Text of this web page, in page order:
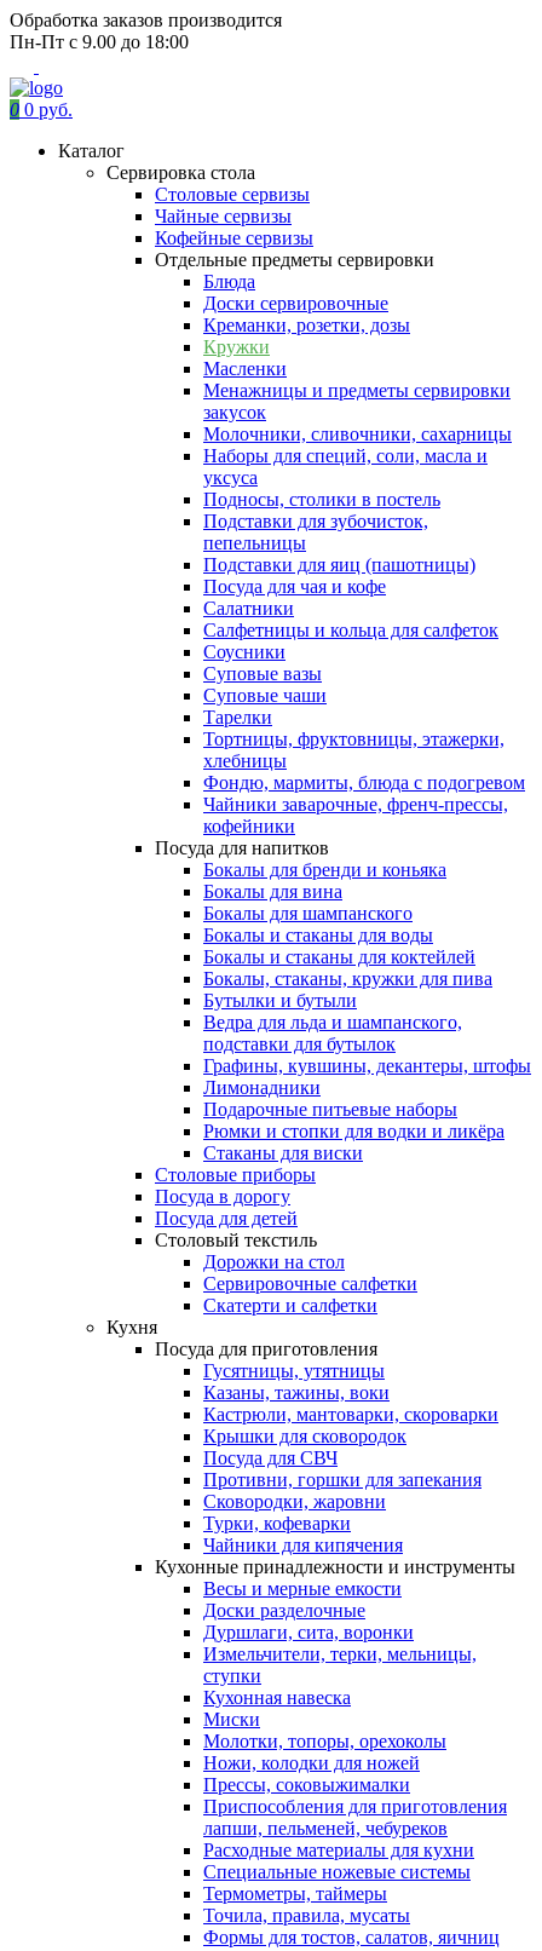
Обработка заказов производится
Пн-Пт с 9.00 до 18:00
0 0 руб.
Каталог
Сервировка стола
Столовые сервизы
Чайные сервизы
Кофейные сервизы
Отдельные предметы сервировки
Блюда
Доски сервировочные
Креманки, розетки, дозы
Кружки
Масленки
Менажницы и предметы сервировки
закусок
Молочники, сливочники, сахарницы
Наборы для специй, соли, масла и
уксуса
Подносы, столики в постель
Подставки для зубочисток,
пепельницы
Подставки для яиц (пашотницы)
Посуда для чая и кофе
Салатники
Салфетницы и кольца для салфеток
Соусники
Суповые вазы
Суповые чаши
Тарелки
Тортницы, фруктовницы, этажерки,
хлебницы
Фондю, мармиты, блюда с подогревом
Чайники заварочные, френч-прессы,
кофейники
Посуда для напитков
Бокалы для бренди и коньяка
Бокалы для вина
Бокалы для шампанского
Бокалы и стаканы для воды
Бокалы и стаканы для коктейлей
Бокалы, стаканы, кружки для пива
Бутылки и бутыли
Ведра для льда и шампанского,
подставки для бутылок
Графины, кувшины, декантеры, штофы
Лимонадники
Подарочные питьевые наборы
Рюмки и стопки для водки и ликёра
Стаканы для виски
Столовые приборы
Посуда в дорогу
Посуда для детей
Столовый текстиль
Дорожки на стол
Сервировочные салфетки
Скатерти и салфетки
Кухня
Посуда для приготовления
Гусятницы, утятницы
Казаны, тажины, воки
Кастрюли, мантоварки, скороварки
Крышки для сковородок
Посуда для СВЧ
Противни, горшки для запекания
Сковородки, жаровни
Турки, кофеварки
Чайники для кипячения
Кухонные принадлежности и инструменты
Весы и мерные емкости
Доски разделочные
Дуршлаги, сита, воронки
Измельчители, терки, мельницы,
ступки
Кухонная навеска
Миски
Молотки, топоры, орехоколы
Ножи, колодки для ножей
Прессы, соковыжималки
Приспособления для приготовления
лапши, пельменей, чебуреков
Расходные материалы для кухни
Специальные ножевые системы
Термометры, таймеры
Точила, правила, мусаты
Формы для тостов, салатов, яичниц